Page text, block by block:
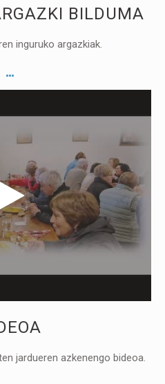
BILDUMA
inguruko argazkiak.
jardueren azkenengo bideoa.